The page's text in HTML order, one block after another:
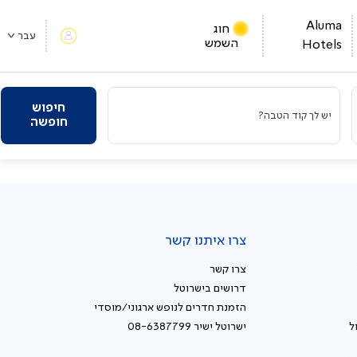
Aluma
Hotels
חוג
השמש
עבר
יש לך קוד הטבה?
חיפוש
חופשה
צרו איתנו קשר
צרו קשר
דרושים בישרוטל
הזמנת חדרים לנופש ארגוני/מוסדי
ישרוטל ישיר 08-6387799